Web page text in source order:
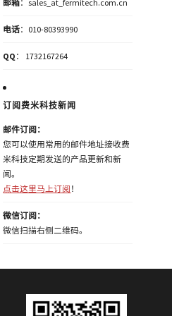
邮箱：sales_at_fermitech.com.cn
电话：010-80393990
QQ ： 1732167264
订阅费米科技新闻
邮件订阅：
您可以使用常用的邮件地址接收费
米科技定期发送的产品更新和新
闻。
点击这里马上订阅 ！
微信订阅：
微信扫描右侧二维码。